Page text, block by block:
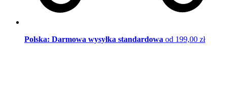
Polska: Darmowa wysyłka standardowa od 199,00 zł